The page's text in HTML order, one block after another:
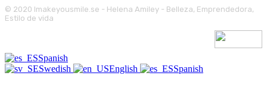
© 2020 Imakeyousmile.se - Helena Amiley - Belleza, Emprendedora,
Estilo de vida
Spanish
Swedish
English Spanish